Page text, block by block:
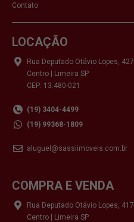
Contato
LOCAÇÃO
Rua Deputado Otávio Lopes, 427
Centro | Limeira SP
CEP: 13.480-021
(19) 3404-4499
(19) 99368-1809
aluguel@sassiimoveis.com.br
COMPRA E VENDA
Rua Deputado Otávio Lopes, 417
Centro | Limeira SP